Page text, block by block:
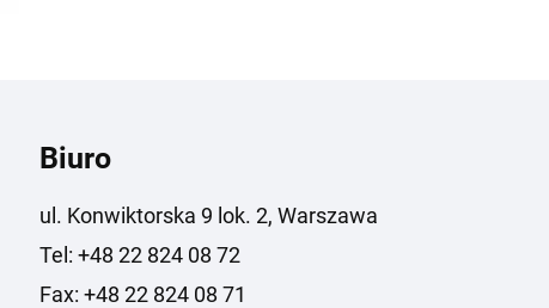
Biuro
ul. Konwiktorska 9 lok. 2, Warszawa
Tel: +48 22 824 08 72
Fax: +48 22 824 08 71